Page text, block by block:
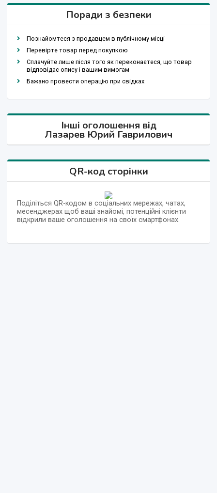
Поради з безпеки
Познайомтеся з продавцем в публічному місці
Перевірте товар перед покупкою
Сплачуйте лише після того як переконаєтеся, що товар
відповідає опису і вашим вимогам
Бажано провести операцію при свідках
Інші оголошення від
Лазарев Юрий Гаврилович
QR-код сторінки
Поділіться QR-кодом в соціальних мережах, чатах,
месенджерах щоб ваші знайомі, потенційні клієнти
відкрили ваше оголошення на своїх смартфонах.